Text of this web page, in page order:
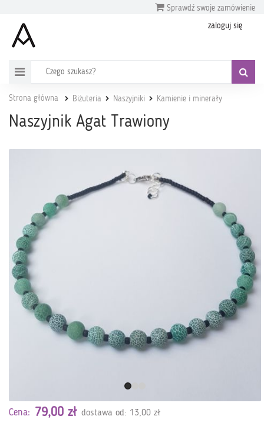
Sprawdź swoje zamówienie
zaloguj się
Strona główna Biżuteria Naszyjniki Kamienie i minerały
Naszyjnik Agat Trawiony
Cena: 79,00 zł dostawa od: 13,00 zł